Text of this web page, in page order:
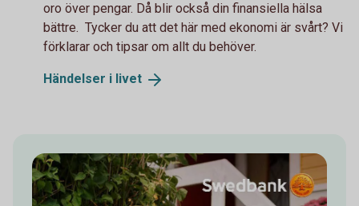
oro över pengar. Då blir också din finansiella hälsa
bättre. Tycker du att det här med ekonomi är svårt? Vi
förklarar och tipsar om allt du behöver.
Händelser i livet